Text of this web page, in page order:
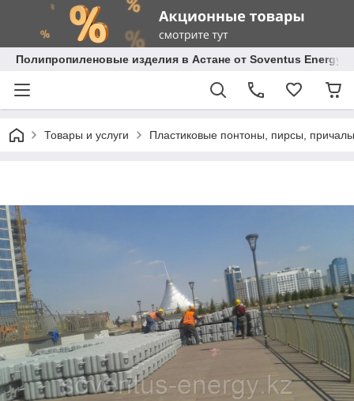
Полипропиленовые изделия в Астане от Soventus Energy
Товары и услуги Пластиковые понтоны, пирсы,